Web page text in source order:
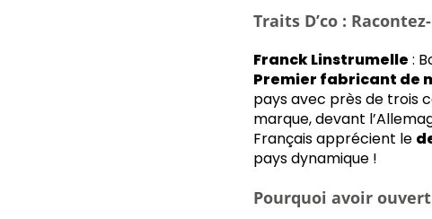
Traits D’co :
Franck Linstrumelle :
Premier fabricant de
pays avec près de trois
marque, devant
Français apprécient le
pays dynamique !
Pourquoi avoir